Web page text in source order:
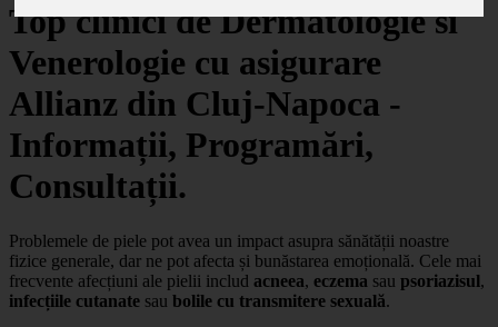
Top clinici de Dermatologie si
Venerologie cu asigurare
Allianz din Cluj-Napoca -
Informații, Programări,
Consultații.
Problemele de piele pot avea un impact asupra sănătății noastre
fizice generale, dar ne pot afecta și bunăstarea emoțională. Cele mai
frecvente afecțiuni ale pielii includ acneea, eczema sau psoriazisul,
infecțiile cutanate sau bolile cu transmitere sexuală.